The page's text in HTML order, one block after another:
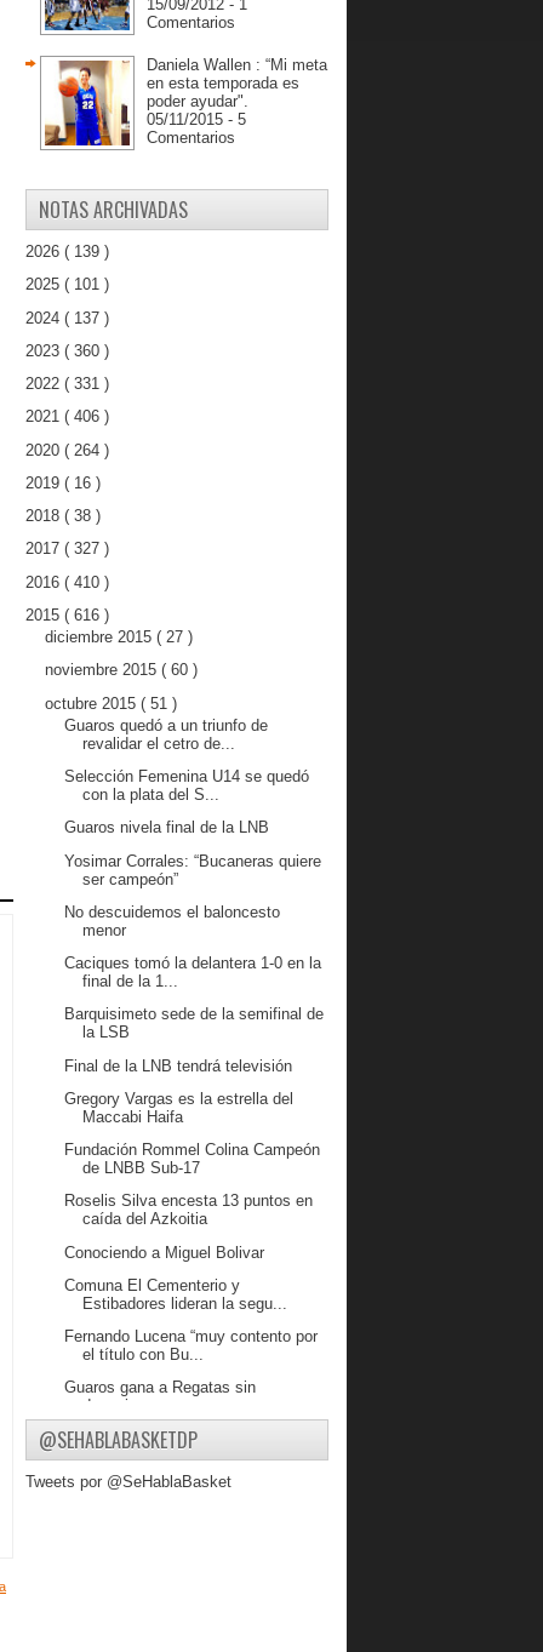
15/09/2012 - 1
Comentarios
Daniela Wallen : “Mi meta
en esta temporada es
poder ayudar".
05/11/2015 - 5
Comentarios
NOTAS ARCHIVADAS
2026 ( 139 )
2025 ( 101 )
2024 ( 137 )
2023 ( 360 )
2022 ( 331 )
2021 ( 406 )
2020 ( 264 )
2019 ( 16 )
2018 ( 38 )
2017 ( 327 )
2016 ( 410 )
2015 ( 616 )
diciembre 2015 ( 27 )
noviembre 2015 ( 60 )
octubre 2015 ( 51 )
Guaros quedó a un triunfo de
revalidar el cetro de...
Selección Femenina U14 se quedó
con la plata del S...
Guaros nivela final de la LNB
Yosimar Corrales: “Bucaneras quiere
ser campeón”
No descuidemos el baloncesto
menor
Caciques tomó la delantera 1-0 en la
final de la 1...
Barquisimeto sede de la semifinal de
la LSB
Final de la LNB tendrá televisión
Gregory Vargas es la estrella del
Maccabi Haifa
Fundación Rommel Colina Campeón
de LNBB Sub-17
Roselis Silva encesta 13 puntos en
caída del Azkoitia
Conociendo a Miguel Bolivar
Comuna El Cementerio y
Estibadores lideran la segu...
Fernando Lucena “muy contento por
el título con Bu...
Guaros gana a Regatas sin
despeinarse.
Caciques y Guaros en la final de la
LNB
Guaros se impone en su debut en la
@SEHABLABASKETDP
Tweets por @SeHablaBasket